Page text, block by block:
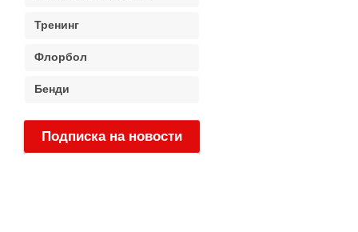
Тренинг
Флорбол
Бенди
Подписка на новости